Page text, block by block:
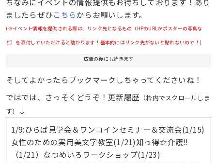
ましたらぜひこちらからお願いします。
(※イベント情報を提供される際は、リンク先となるもの（HPのURLかポスターの写真な
ど）を添付していただけると助かります！基本的にはリンク先がないと貼れないので！)
広告の後にも続きます
そしてよかったらブックマークしちゃってくださいね！
ではでは、さっそくどうぞ！更新履歴 （枠内でスクロールしま
す）
↓
1/9:ひらば見学会＆ワンコインセミナー＆交流会(1/15)
女性のための実用美文字教室(1/21)知っ得☆介護!!
（1/21）なつめいろワークショップ(1/23)